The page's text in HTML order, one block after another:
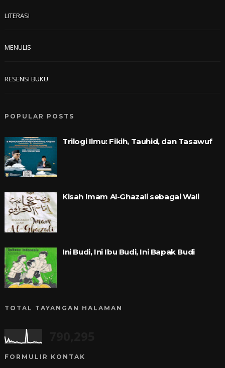
LITERASI
MENULIS
RESENSI BUKU
POPULAR POSTS
Trilogi Ilmu: Fikih, Tauhid, dan Tasawuf
Kisah Imam Al-Ghazali sebagai Wali
Ini Budi, Ini Ibu Budi, Ini Bapak Budi
TOTAL TAYANGAN HALAMAN
FORMULIR KONTAK